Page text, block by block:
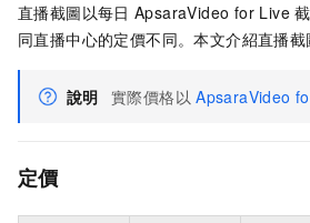
直播截圖以每日 ApsaraVideo for Live
同直播中心的定價不同。本文介紹直播截
說明 實際價格以 ApsaraVideo
定價